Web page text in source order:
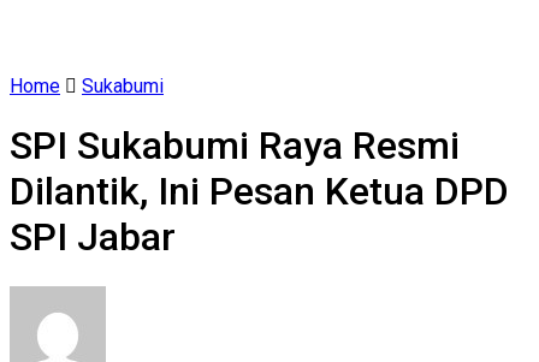
Home Sukabumi
SPI Sukabumi Raya Resmi
Dilantik, Ini Pesan Ketua DPD
SPI Jabar